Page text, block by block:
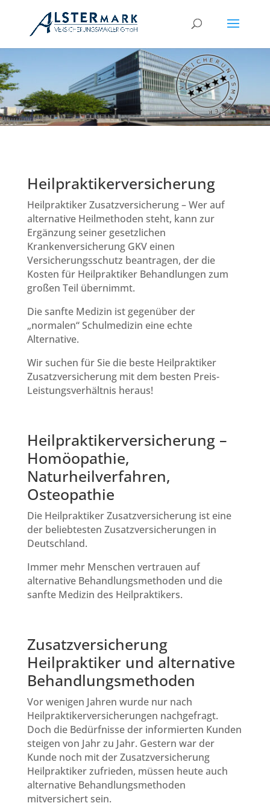
Heilpraktikerversicherung
Heilpraktiker Zusatzversicherung – Wer auf
alternative Heilmethoden steht, kann zur
Ergänzung seiner gesetzlichen
Krankenversicherung GKV einen
Versicherungsschutz beantragen, der die
Kosten für Heilpraktiker Behandlungen zum
großen Teil übernimmt.
Die sanfte Medizin ist gegenüber der
„normalen“ Schulmedizin eine echte
Alternative.
Wir suchen für Sie die beste Heilpraktiker
Zusatzversicherung mit dem besten Preis-
Leistungsverhältnis heraus!
Heilpraktikerversicherung –
Homöopathie,
Naturheilverfahren,
Osteopathie
Die Heilpraktiker Zusatzversicherung ist eine
der beliebtesten Zusatzversicherungen in
Deutschland.
Immer mehr Menschen vertrauen auf
alternative Behandlungsmethoden und die
sanfte Medizin des Heilpraktikers.
Zusatzversicherung
Heilpraktiker und alternative
Behandlungsmethoden
Vor wenigen Jahren wurde nur nach
Heilpraktikerversicherungen nachgefragt.
Doch die Bedürfnisse der informierten Kunden
steigen von Jahr zu Jahr. Gestern war der
Kunde noch mit der Zusatzversicherung
Heilpraktiker zufrieden, müssen heute auch
alternative Behandlungsmethoden
mitversichert sein.